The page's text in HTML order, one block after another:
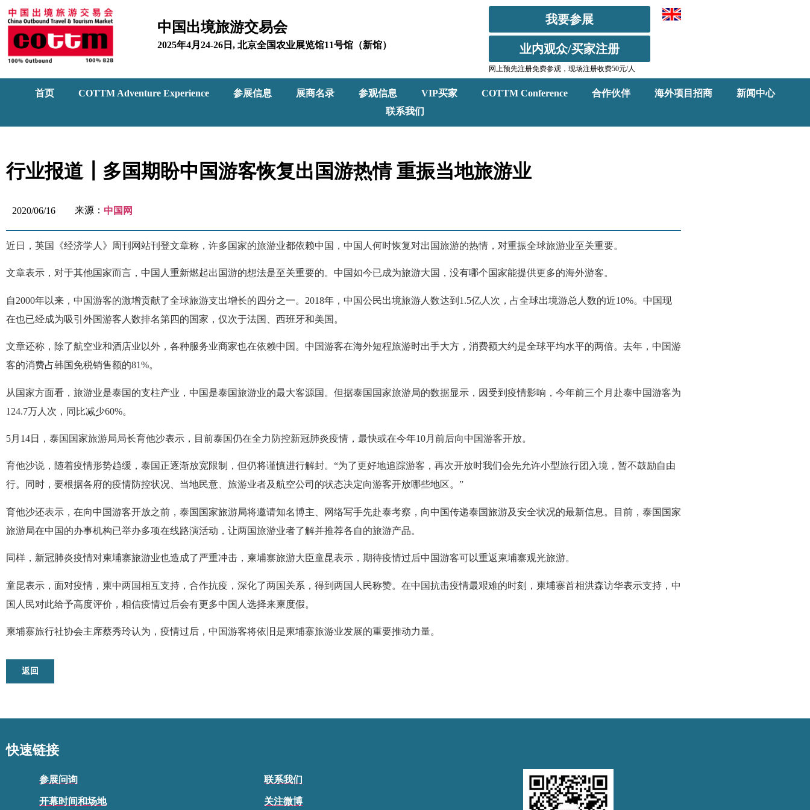
中国出境旅游交易会
2025年4月24-26日, 北京全国农业展览馆11号馆（新馆）
我要参展
业内观众/买家注册
网上预先注册免费参观，现场注册收费50元/人
首页 COTTM Adventure Experience 参展信息 展商名录 参观信息 VIP买家 COTTM Conference 合作伙伴 海外项目招商
新闻中心
联系我们
行业报道┃多国期盼中国游客恢复出国游热情 重振当地旅游业
2020/06/16 来源： 中国网
近日，英国《经济学人》周刊网站刊登文章称，许多国家的旅游业都依赖中国，中国人何时恢复对出国旅游的热情，对重振全球旅游业至关重要。
文章表示，对于其他国家而言，中国人重新燃起出国游的想法是至关重要的。 中国如今已成为旅游大国，没有哪个国家能提供更多的海外游客。
自2000年以来，中国游客的激增贡献了全球旅游支出增长的四分之一。 2018年，中国公民出境旅游人数达到 1.5亿人次，占全球出境游总人数的近10%。 中国现
在也已经成为吸引外国游客人数排名第四的国家，仅次于法国、西班牙和美国。
文章还称，除了航空业和酒店业以外，各种服务业商家也在依赖中国。 中国游客在海外短程旅游时出手大方，消费额大约是全球平均水平的两倍。 去年，中国游
客的消费占韩国免税销售额的81%。
从国家方面看，旅游业是泰国的支柱产业，中国是泰国旅游业的最大客源国。 但据泰国国家旅游局的数据显示，因受到疫情影响，今年前三个月赴泰中国游客为
124.7万人次，同比减少60%。
5月 14日，泰国国家旅游局局长育他沙表示，目前泰国仍在全力防控新冠肺炎疫情，最快或在今年10月前后向中国游客开放。
育他沙说，随着疫情形势趋缓，泰国正逐渐放宽限制，但仍将谨慎进行解封。 “为了更好地追踪游客，再次开放时我们会先允许小型旅行团入境，暂不鼓励自由
行。
同时，要根据各府的疫情防控状况、当地民意、旅游业者及航空公司的状态决定向游客开放哪些地区。 ”
育他沙还表示，在向中国游客开放之前，泰国国家旅游局将邀请知名博主、网络写手先赴泰考察，向中国传递泰国旅游及安全状况的最新信息。
目前，泰国国家
旅游局在中国的办事机构已举办多项在线路演活动，让两国旅游业者了解并推荐各自的旅游产品。
同样，新冠肺炎疫情对柬埔寨旅游业也造成了严重冲击，柬埔寨旅游大臣童昆表示，期待疫情过后中国游客可以重返柬埔寨观光旅游。
童昆表示，面对疫情，柬中两国相互支持，合作抗疫，深化了两国关系，得到两国人民称赞。 在中国抗击疫情最艰难的时刻，柬埔寨首相洪森访华表示支持，中
国人民对此给予高度评价，相信疫情过后会有更多中国人选择来柬度假。
柬埔寨旅行社协会主席蔡秀玲认为，疫情过后，中国游客将依旧是柬埔寨旅游业发展的重要推动力量。
返回
快速链接
参展问询
开幕时间和场地
联系我们
关注微博